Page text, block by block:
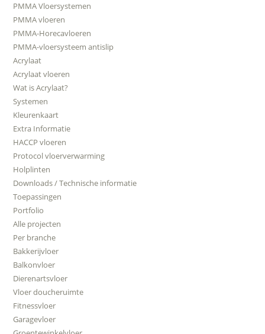
PMMA Vloersystemen
PMMA vloeren
PMMA-Horecavloeren
PMMA-vloersysteem antislip
Acrylaat
Acrylaat vloeren
Wat is Acrylaat?
Systemen
Kleurenkaart
Extra Informatie
HACCP vloeren
Protocol vloerverwarming
Holplinten
Downloads / Technische informatie
Toepassingen
Portfolio
Alle projecten
Per branche
Bakkerijvloer
Balkonvloer
Dierenartsvloer
Vloer doucheruimte
Fitnessvloer
Garagevloer